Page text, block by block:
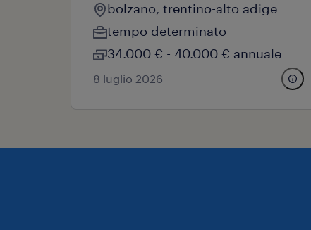
bolzano, trentino-alto adige
tempo determinato
34.000 € - 40.000 € annuale
8 luglio 2026